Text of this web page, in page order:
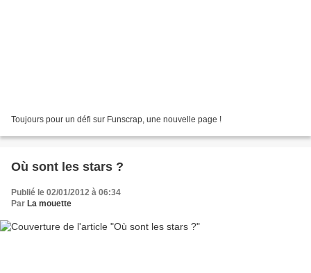
Toujours pour un défi sur Funscrap, une nouvelle page !
Où sont les stars ?
Publié le 02/01/2012 à 06:34
Par La mouette